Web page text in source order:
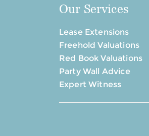
Our Services
Lease Extensions
Freehold Valuations
Red Book Valuations
Party Wall Advice
Expert Witness